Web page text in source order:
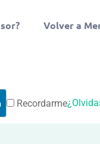
Volver a
Recordarme